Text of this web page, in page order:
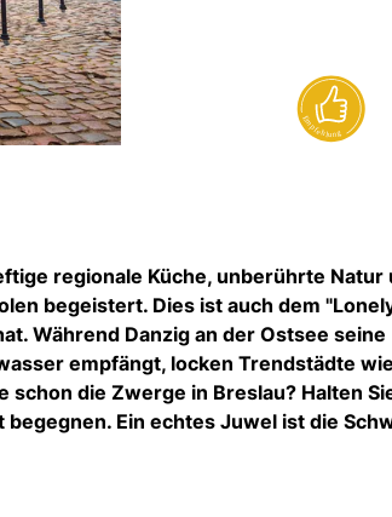
regionale Küche, unberührte Natur
begeistert. Dies ist auch dem
Während Danzig an der Ostsee seine
empfängt, locken Trendstädte wie
die Zwerge in Breslau? Halten
Ein echtes Juwel ist die